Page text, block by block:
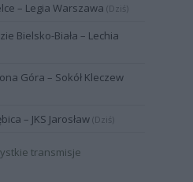
– Legia Warszawa (Dziś)
Bielsko-Biała – Lechia
Góra – Sokół Kleczew
– JKS Jarosław(Dziś)
transmisje